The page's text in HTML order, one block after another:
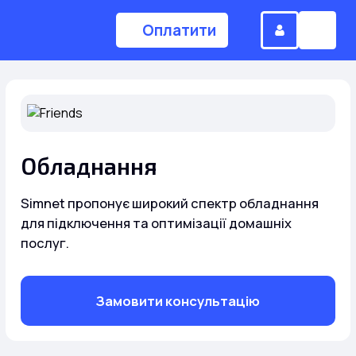
Оплатити
Для дому
Акції
(044) 224-84-34
Замовити дзвінок
Обладнання
Simnet пропонує широкий спектр обладнання
для підключення та оптимізації домашніх
послуг.
Замовити консультацію